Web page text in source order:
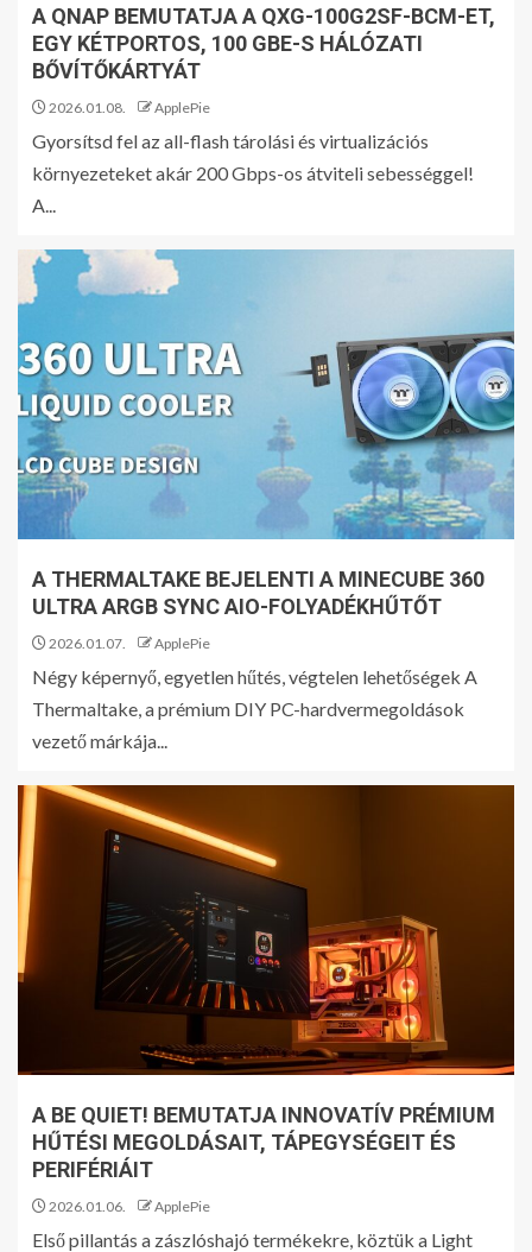
A QNAP BEMUTATJA A QXG-100G2SF-BCM-ET,
EGY KÉTPORTOS, 100 GBE-S HÁLÓZATI
BŐVÍTŐKÁRTYÁT
2026.01.08. ApplePie
Gyorsítsd fel az all-flash tárolási és virtualizációs
környezeteket akár 200 Gbps-os átviteli sebességgel!
A...
A THERMALTAKE BEJELENTI A MINECUBE 360
ULTRA ARGB SYNC AIO-FOLYADÉKHŰTŐT
2026.01.07. ApplePie
Négy képernyő, egyetlen hűtés, végtelen lehetőségek A
Thermaltake, a prémium DIY PC-hardvermegoldások
vezető márkája...
A BE QUIET! BEMUTATJA INNOVATÍV PRÉMIUM
HŰTÉSI MEGOLDÁSAIT, TÁPEGYSÉGEIT ÉS
PERIFÉRIÁIT
2026.01.06. ApplePie
Első pillantás a zászlóshajó termékekre, köztük a Light